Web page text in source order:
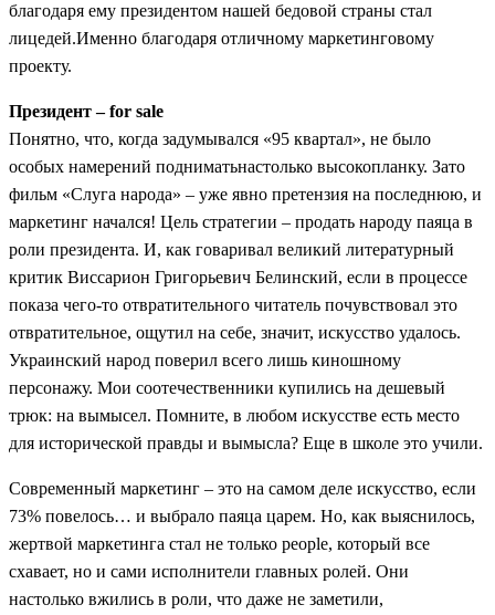
благодаря ему президентом нашей бедовой страны стал
лицедей.Именно благодаря отличному маркетинговому
проекту.
Президент – for sale
Понятно, что, когда задумывался «95 квартал», не было
особых намерений подниматьнастолько высокопланку. Зато
фильм «Слуга народа» – уже явно претензия на последнюю, и
маркетинг начался! Цель стратегии – продать народу паяца в
роли президента. И, как говаривал великий литературный
критик Виссарион Григорьевич Белинский, если в процессе
показа чего-то отвратительного читатель почувствовал это
отвратительное, ощутил на себе, значит, искусство удалось.
Украинский народ поверил всего лишь киношному
персонажу. Мои соотечественники купились на дешевый
трюк: на вымысел. Помните, в любом искусстве есть место
для исторической правды и вымысла? Еще в школе это учили.
Современный маркетинг – это на самом деле искусство, если
73% повелось… и выбрало паяца царем. Но, как выяснилось,
жертвой маркетинга стал не только peoрle, который все
схавает, но и сами исполнители главных ролей. Они
настолько вжились в роли, что даже не заметили,